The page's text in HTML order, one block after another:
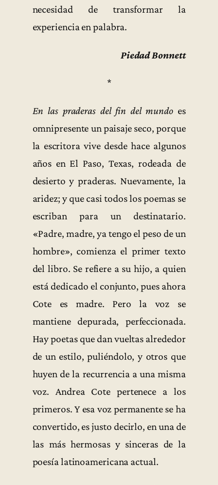
necesidad de transformar la
experiencia en palabra.
Piedad Bonnett
*
En las praderas del fin del mundoes
omnipresente un paisaje seco, porque
la escritora vive desde hace algunos
años en El Paso, Texas, rodeada de
desierto y praderas. Nuevamente, la
aridez; y que casi todos los poemas se
escriban para un destinatario.
«Padre, madre, ya tengo el peso de un
hombre», comienza el primer texto
del libro. Se refiere a su hijo, a quien
está dedicado el conjunto, pues ahora
Cote es madre. Pero la voz se
mantiene depurada, perfeccionada.
Hay poetas que dan vueltas alrededor
de un estilo, puliéndolo, y otros que
huyen de la recurrencia a una misma
voz. Andrea Cote pertenece a los
primeros. Y esa voz permanente se ha
convertido, es justo decirlo, en una de
las más hermosas y sinceras de la
poesía latinoamericana actual.